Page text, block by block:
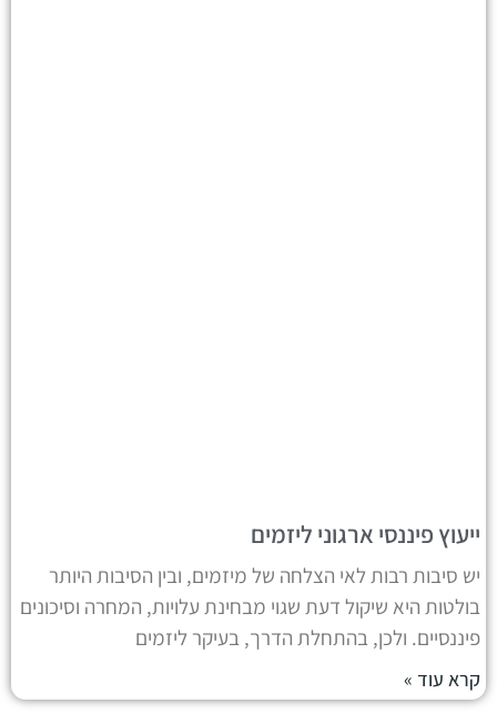
ייעוץ פיננסי ארגוני ליזמים
יש סיבות רבות לאי הצלחה של מיזמים, ובין הסיבות היותר
בולטות היא שיקול דעת שגוי מבחינת עלויות, המחרה וסיכונים
פיננסיים. ולכן, בהתחלת הדרך, בעיקר ליזמים
קרא עוד »